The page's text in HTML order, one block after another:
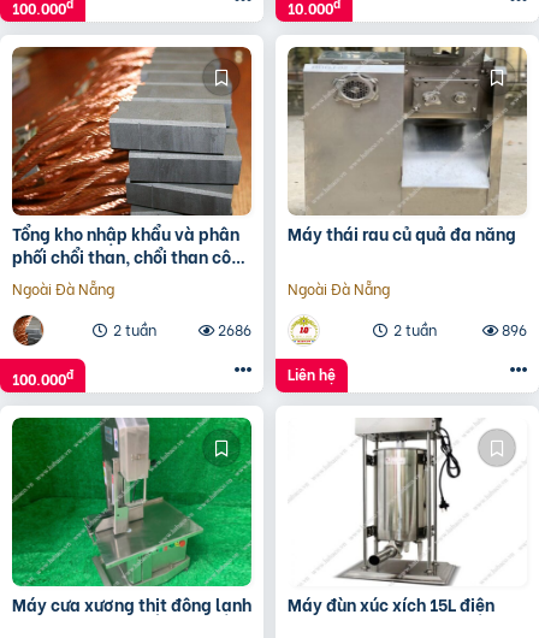
100.000 10.000
Tổng kho nhập khẩu và phân
phối chổi than, chổi than công
nghiệp
Ngoài Đà Nẵng
2 tuần
2686
100.000đ
Máy thái rau củ quả đa năng
Ngoài Đà Nẵng
2 tuần
896
Liên hệ
Máy cưa xương thịt đông lạnh Máy đùn xúc xích 15L điện